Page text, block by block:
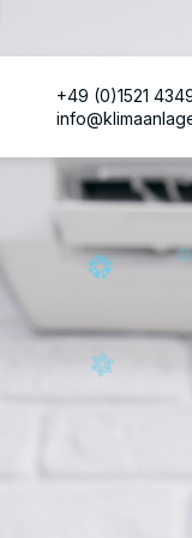
+49 (0)1521